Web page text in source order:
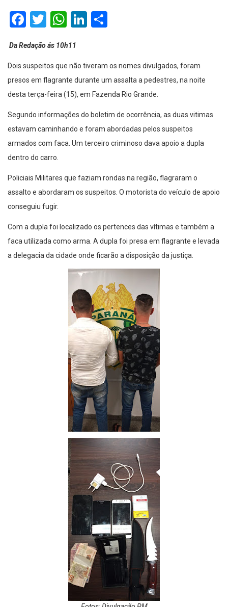
Facebook
Twitter
WhatsApp
LinkedIn
Da Redação ás 10h11
Dois suspeitos que não tiveram os nomes divulgados, foram
presos em flagrante durante um assalta a pedestres, na noite
desta terça-feira (15), em Fazenda Rio Grande.
Segundo informações do boletim de ocorrência, as duas vitimas
estavam caminhando e foram abordadas pelos suspeitos
armados com faca. Um terceiro criminoso dava apoio a dupla
dentro do carro.
Policiais Militares que faziam rondas na região, flagraram o
assalto e abordaram os suspeitos. O motorista do veículo de apoio
conseguiu fugir.
Com a dupla foi localizado os pertences das vítimas e também a
faca utilizada como arma. A dupla foi presa em flagrante e levada
a delegacia da cidade onde ficarão a disposição da justiça.